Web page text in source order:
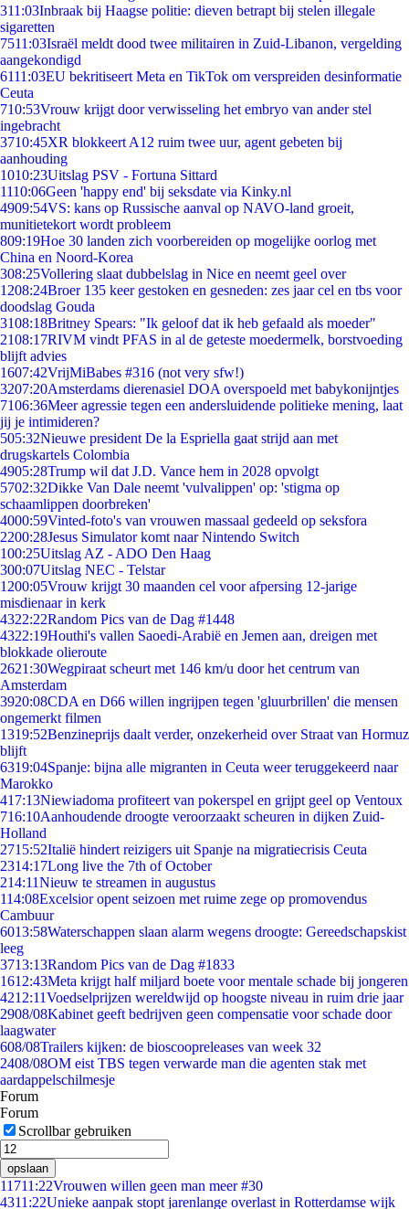
311:03Inbraak bij Haagse politie: dieven betrapt bij stelen illegale
sigaretten
7511:03Israël meldt dood twee militairen in Zuid-Libanon, vergelding
aangekondigd
6111:03EU bekritiseert Meta en TikTok om verspreiden desinformatie
Ceuta
710:53Vrouw krijgt door verwisseling het embryo van ander stel
ingebracht
3710:45XR blokkeert A12 ruim twee uur, agent gebeten bij
aanhouding
1010:23Uitslag PSV - Fortuna Sittard
1110:06Geen 'happy end' bij seksdate via Kinky.nl
4909:54VS: kans op Russische aanval op NAVO-land groeit,
munitietekort wordt probleem
809:19Hoe 30 landen zich voorbereiden op mogelijke oorlog met
China en Noord-Korea
308:25Vollering slaat dubbelslag in Nice en neemt geel over
1208:24Broer 135 keer gestoken en gesneden: zes jaar cel en tbs voor
doodslag Gouda
3108:18Britney Spears: "Ik geloof dat ik heb gefaald als moeder"
2108:17RIVM vindt PFAS in al de geteste moedermelk, borstvoeding
blijft advies
1607:42VrijMiBabes #316 (not very sfw!)
3207:20Amsterdams dierenasiel DOA overspoeld met babykonijntjes
7106:36Meer agressie tegen een andersluidende politieke mening, laat
jij je intimideren?
505:32Nieuwe president De la Espriella gaat strijd aan met
drugskartels Colombia
4905:28Trump wil dat J.D. Vance hem in 2028 opvolgt
5702:32Dikke Van Dale neemt 'vulvalippen' op: 'stigma op
schaamlippen doorbreken'
4000:59Vinted-foto's van vrouwen massaal gedeeld op seksfora
2200:28Jesus Simulator komt naar Nintendo Switch
100:25Uitslag AZ - ADO Den Haag
300:07Uitslag NEC - Telstar
1200:05Vrouw krijgt 30 maanden cel voor afpersing 12-jarige
misdienaar in kerk
4322:22Random Pics van de Dag #1448
4322:19Houthi's vallen Saoedi-Arabië en Jemen aan, dreigen met
blokkade olieroute
2621:30Wegpiraat scheurt met 146 km/u door het centrum van
Amsterdam
3920:08CDA en D66 willen ingrijpen tegen 'gluurbrillen' die mensen
ongemerkt filmen
1319:52Benzineprijs daalt verder, onzekerheid over Straat van Hormuz
blijft
6319:04Spanje: bijna alle migranten in Ceuta weer teruggekeerd naar
Marokko
417:13Niewiadoma profiteert van pokerspel en grijpt geel op Ventoux
716:10Aanhoudende droogte veroorzaakt scheuren in dijken Zuid-
Holland
2715:52Italië hindert reizigers uit Spanje na migratiecrisis Ceuta
2314:17Long live the 7th of October
214:11Nieuw te streamen in augustus
114:08Excelsior opent seizoen met ruime zege op promovendus
Cambuur
6013:58Waterschappen slaan alarm wegens droogte: Gereedschapskist
leeg
3713:13Random Pics van de Dag #1833
1612:43Meta krijgt half miljard boete voor mentale schade bij jongeren
4212:11Voedselprijzen wereldwijd op hoogste niveau in ruim drie jaar
2908/08Kabinet geeft bedrijven geen compensatie voor schade door
laagwater
608/08Trailers kijken: de bioscoopreleases van week 32
2408/08OM eist TBS tegen verwarde man die agenten stak met
aardappelschilmesje
Forum
Forum
Scrollbar gebruiken
opslaan
11711:22Vrouwen willen geen man meer #30
4311:22Unieke aanpak stopt jarenlange overlast in Rotterdamse wijk